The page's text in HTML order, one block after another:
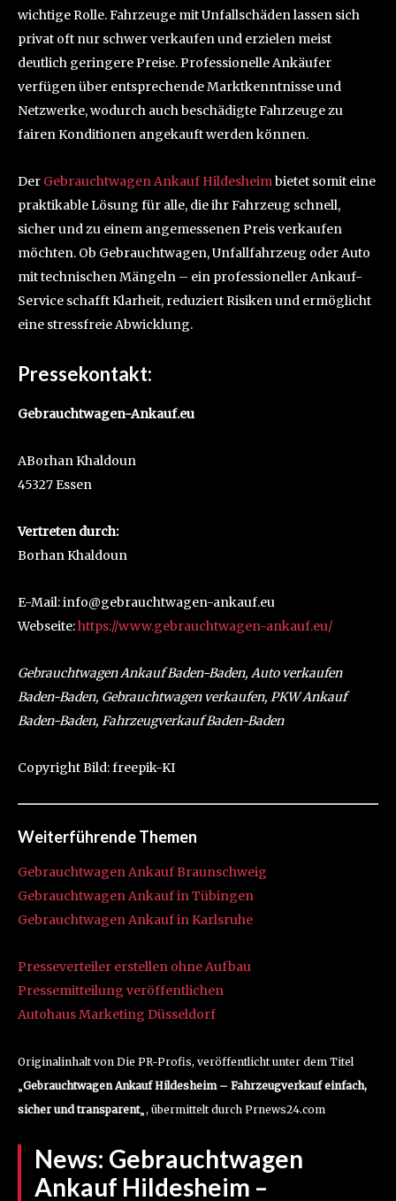
wichtige Rolle. Fahrzeuge mit Unfallschäden lassen sich
privat oft nur schwer verkaufen und erzielen meist
deutlich geringere Preise. Professionelle Ankäufer
verfügen über entsprechende Marktkenntnisse und
Netzwerke, wodurch auch beschädigte Fahrzeuge zu
fairen Konditionen angekauft werden können.
Der Gebrauchtwagen Ankauf Hildesheimbietet somit eine
praktikable Lösung für alle, die ihr Fahrzeug schnell,
sicher und zu einem angemessenen Preis verkaufen
möchten. Ob Gebrauchtwagen, Unfallfahrzeug oder Auto
mit technischen Mängeln – ein professioneller Ankauf-
Service schafft Klarheit, reduziert Risiken und ermöglicht
eine stressfreie Abwicklung.
Pressekontakt:
Gebrauchtwagen-Ankauf.eu
ABorhan Khaldoun
45327 Essen
Vertreten durch:
Borhan Khaldoun
E-Mail: info@gebrauchtwagen-ankauf.eu
Webseite:https://www.gebrauchtwagen-ankauf.eu/
Gebrauchtwagen Ankauf Baden-Baden, Auto verkaufen
Baden-Baden, Gebrauchtwagen verkaufen, PKW Ankauf
Baden-Baden, Fahrzeugverkauf Baden-Baden
Copyright Bild: freepik-KI
Weiterführende Themen
Gebrauchtwagen Ankauf Braunschweig
Gebrauchtwagen Ankauf in Tübingen
Gebrauchtwagen Ankauf in Karlsruhe
Presseverteiler erstellen ohne Aufbau
Pressemitteilung veröffentlichen
Autohaus Marketing Düsseldorf
Originalinhalt von Die PR-Profis, veröffentlicht unter dem Titel
Gebrauchtwagen Ankauf Hildesheim – Fahrzeugverkauf einfach,
sicher und transparent„, übermittelt durch Prnews24.com
News: Gebrauchtwagen
Ankauf Hildesheim –